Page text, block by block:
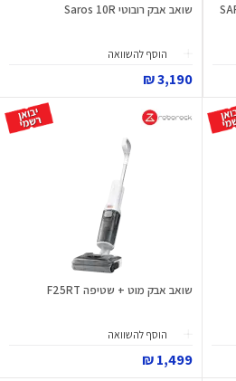
שואב אבק רובוטי Saros 10R
הוסף להשוואה
3,190 ₪
שואב אבק מוט + שטיפה F25RT
הוסף להשוואה
1,499 ₪